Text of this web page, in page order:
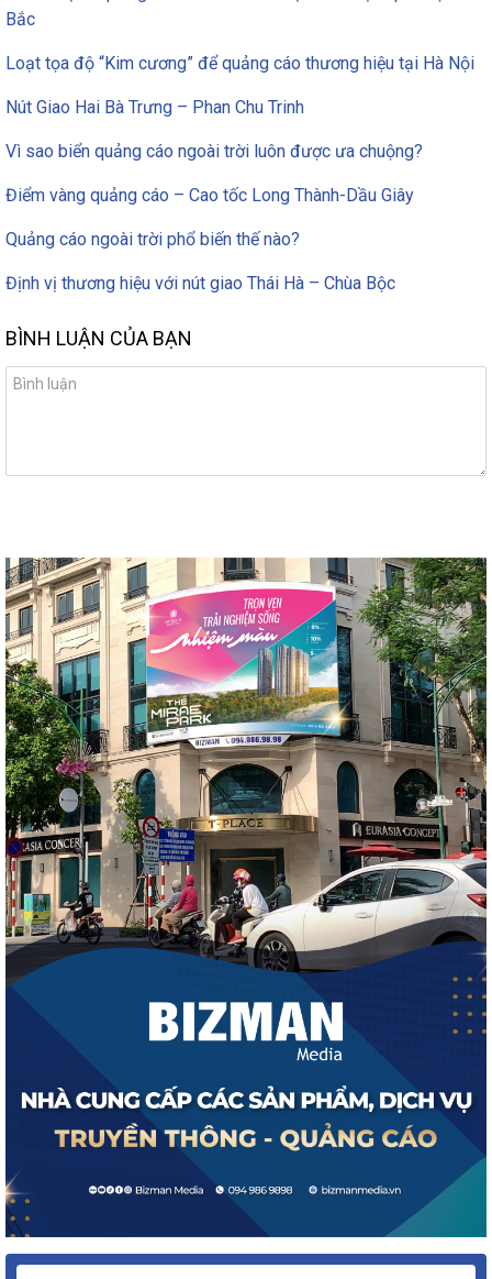
Bắc
Loạt tọa độ “Kim cương” để quảng cáo thương hiệu tại Hà Nội
Nút Giao Hai Bà Trưng – Phan Chu Trinh
Vì sao biển quảng cáo ngoài trời luôn được ưa chuộng?
Điểm vàng quảng cáo – Cao tốc Long Thành-Dầu Giây
Quảng cáo ngoài trời phổ biến thế nào?
Định vị thương hiệu với nút giao Thái Hà – Chùa Bộc
BÌNH LUẬN CỦA BẠN